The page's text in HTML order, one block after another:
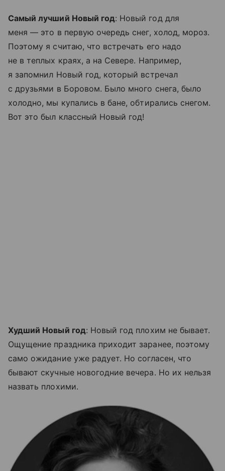
Самый лучший Новый год: Новый год для
меня — это в первую очередь снег, холод, мороз.
Поэтому я считаю, что встречать его надо
не в теплых краях, а на Севере. Например,
я запомнил Новый год, который встречал
с друзьями в Боровом. Было много снега, было
холодно, мы купались в бане, обтирались снегом.
Вот это был классный Новый год!
Худший Новый год: Новый год плохим не бывает.
Ощущение праздника приходит заранее, поэтому
само ожидание уже радует. Но согласен, что
бывают скучные новогодние вечера. Но их нельзя
назвать плохими.